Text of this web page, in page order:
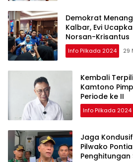
Demokrat
Kalbar, Evi
Norsan-Krisantus
Info Pilkada 2024 29
Kembali
Kamtono
Periode ke II
Info Pilkada 2024
Jaga
Pilwako
Penghitungan